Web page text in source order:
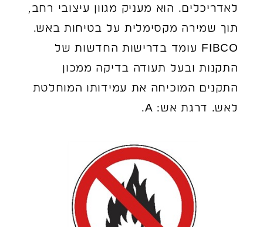
לאדריכלים. הוא מעניק מגוון עיצובי רחב,
תוך שמירה מקסימלית על בטיחות באש.
FIBCO עומד בדרישות החדשות של
התקנות ובעל תעודה בדיקה ממכון
התקנים המוכיחה את עמידותו המוחלטת
לאש. דרגת אש: A.